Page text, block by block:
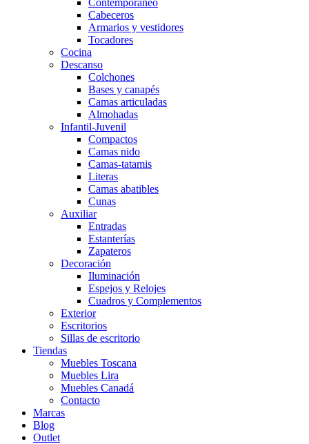
Cabeceros
Armarios y vestidores
Tocadores
Cocina
Descanso
Colchones
Bases y canapés
Camas articuladas
Almohadas
Infantil-Juvenil
Compactos
Camas nido
Camas-tatamis
Literas
Camas abatibles
Cunas
Auxiliar
Entradas
Estanterías
Zapateros
Decoración
Iluminación
Espejos y Relojes
Cuadros y Complementos
Exterior
Escritorios
Sillas de escritorio
Tiendas
Muebles Toscana
Muebles Lira
Muebles Canadá
Contacto
Marcas
Blog
Outlet